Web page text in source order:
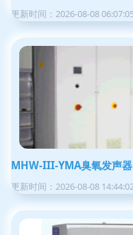
更新时间：2026-08-08
MHW-III-YMA臭氧发声
更新时间：2026-08-08